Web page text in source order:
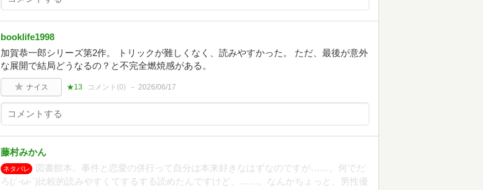
booklife1998
加賀恭一郎シリーズ第2作。 トリックが難しくなく、読みやすかった。 ただ、最後が意外
な展開で結局どうなるの？と不完全燃焼感がある。
ナイス ★13 コメント(0) 2026/06/17
藤村みかん
ネタバレ
図書館本。事件と恋愛の併行って自分は本来好きなはずなのですが……。何でだ
ろ(;´-ω-`)比較的読みやすくてするする読めたんですけど、……。なんかちょっと、男性優